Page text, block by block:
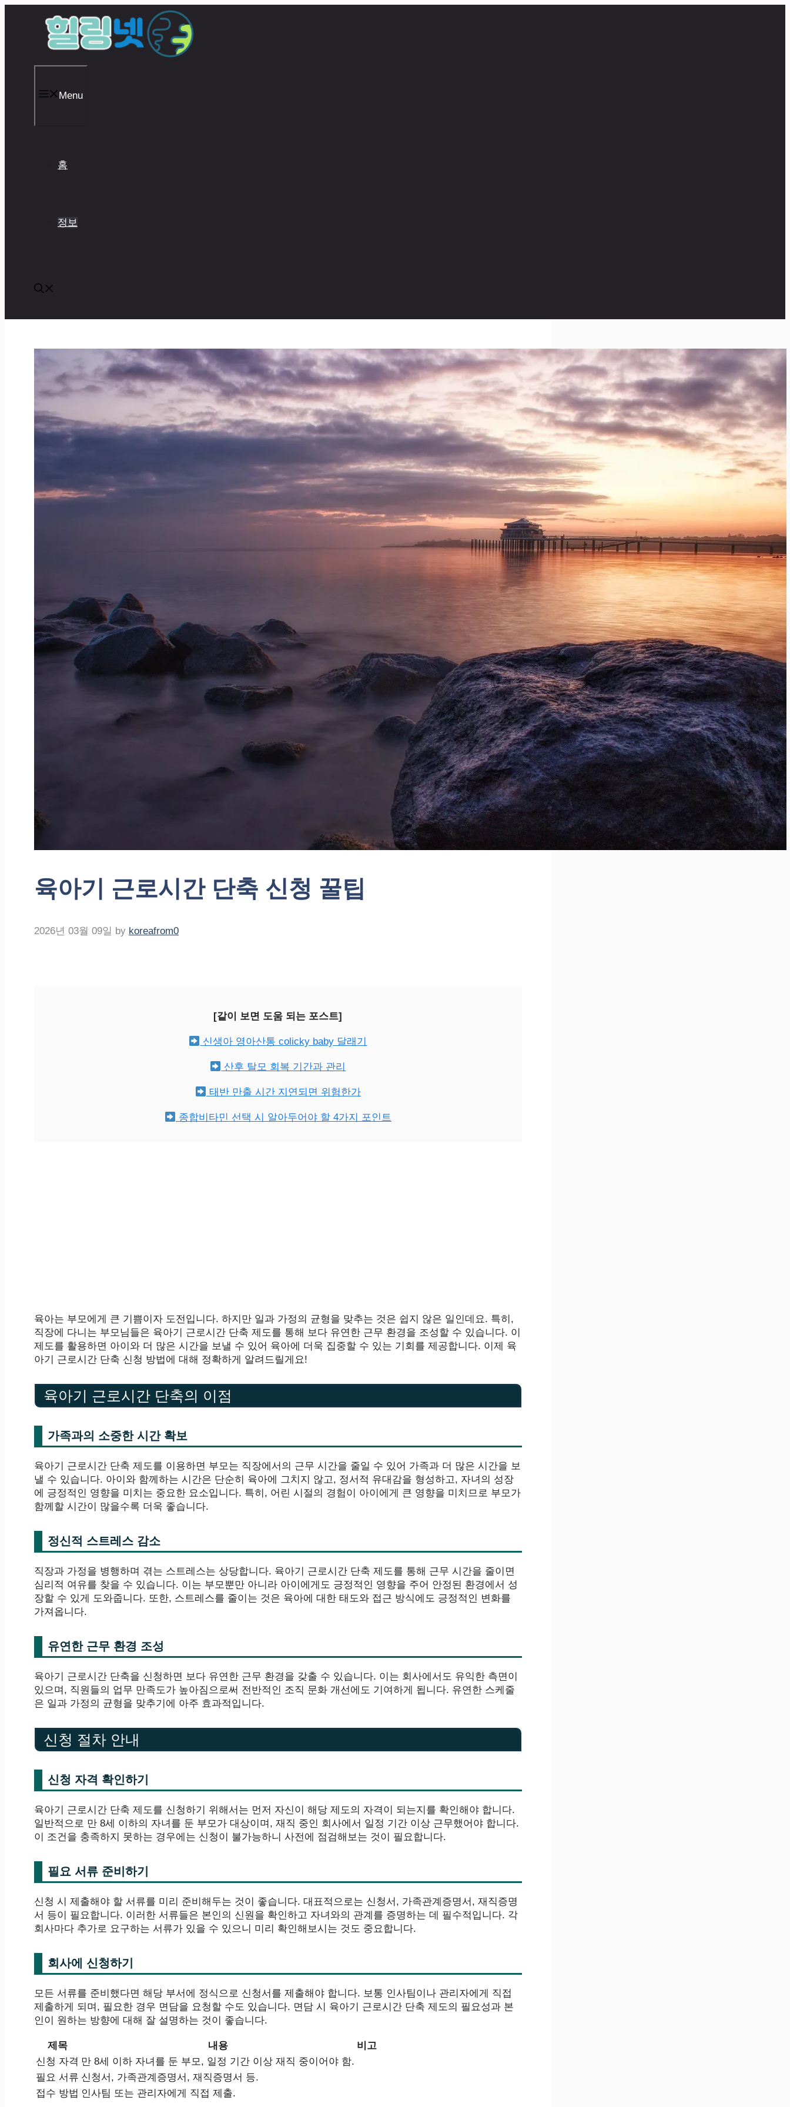
Menu
홈
정보
육아기 근로시간 단축 신청 꿀팁
2026년 03월 09일 by koreafrom0
[같이 보면 도움 되는 포스트]
신생아 영아산통 colicky baby 달래기
산후 탈모 회복 기간과 관리
태반 만출 시간 지연되면 위험한가
종합비타민 선택 시 알아두어야 할 4가지 포인트
육아는 부모에게 큰 기쁨이자 도전입니다. 하지만 일과 가정의 균형을 맞추는 것은 쉽지 않은 일인데요. 특히,
직장에 다니는 부모님들은 육아기 근로시간 단축 제도를 통해 보다 유연한 근무 환경을 조성할 수 있습니다. 이
제도를 활용하면 아이와 더 많은 시간을 보낼 수 있어 육아에 더욱 집중할 수 있는 기회를 제공합니다. 이제 육
아기 근로시간 단축 신청 방법에 대해 정확하게 알려드릴게요!
육아기 근로시간 단축의 이점
가족과의 소중한 시간 확보
육아기 근로시간 단축 제도를 이용하면 부모는 직장에서의 근무 시간을 줄일 수 있어 가족과 더 많은 시간을 보
낼 수 있습니다. 아이와 함께하는 시간은 단순히 육아에 그치지 않고, 정서적 유대감을 형성하고, 자녀의 성장
에 긍정적인 영향을 미치는 중요한 요소입니다. 특히, 어린 시절의 경험이 아이에게 큰 영향을 미치므로 부모가
함께할 시간이 많을수록 더욱 좋습니다.
정신적 스트레스 감소
직장과 가정을 병행하며 겪는 스트레스는 상당합니다. 육아기 근로시간 단축 제도를 통해 근무 시간을 줄이면
심리적 여유를 찾을 수 있습니다. 이는 부모뿐만 아니라 아이에게도 긍정적인 영향을 주어 안정된 환경에서 성
장할 수 있게 도와줍니다. 또한, 스트레스를 줄이는 것은 육아에 대한 태도와 접근 방식에도 긍정적인 변화를
가져옵니다.
유연한 근무 환경 조성
육아기 근로시간 단축을 신청하면 보다 유연한 근무 환경을 갖출 수 있습니다. 이는 회사에서도 유익한 측면이
있으며, 직원들의 업무 만족도가 높아짐으로써 전반적인 조직 문화 개선에도 기여하게 됩니다. 유연한 스케줄
은 일과 가정의 균형을 맞추기에 아주 효과적입니다.
신청 절차 안내
신청 자격 확인하기
육아기 근로시간 단축 제도를 신청하기 위해서는 먼저 자신이 해당 제도의 자격이 되는지를 확인해야 합니다.
일반적으로 만 8세 이하의 자녀를 둔 부모가 대상이며, 재직 중인 회사에서 일정 기간 이상 근무했어야 합니다.
이 조건을 충족하지 못하는 경우에는 신청이 불가능하니 사전에 점검해보는 것이 필요합니다.
필요 서류 준비하기
신청 시 제출해야 할 서류를 미리 준비해두는 것이 좋습니다. 대표적으로는 신청서, 가족관계증명서, 재직증명
서 등이 필요합니다. 이러한 서류들은 본인의 신원을 확인하고 자녀와의 관계를 증명하는 데 필수적입니다. 각
회사마다 추가로 요구하는 서류가 있을 수 있으니 미리 확인해보시는 것도 중요합니다.
회사에 신청하기
모든 서류를 준비했다면 해당 부서에 정식으로 신청서를 제출해야 합니다. 보통 인사팀이나 관리자에게 직접
제출하게 되며, 필요한 경우 면담을 요청할 수도 있습니다. 면담 시 육아기 근로시간 단축 제도의 필요성과 본
인이 원하는 방향에 대해 잘 설명하는 것이 좋습니다.
제목 내용
비고
신청 자격 만 8세 이하 자녀를 둔 부모, 일정 기간 이상 재직 중이어야 함.
필요 서류 신청서, 가족관계증명서, 재직증명서 등.
접수 방법 인사팀 또는 관리자에게 직접 제출.